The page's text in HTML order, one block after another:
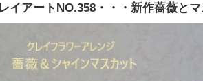
イアートNO.358・・・新作薔薇と